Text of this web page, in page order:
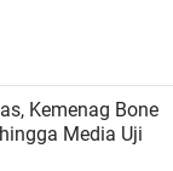
Kemenag Bone
Media Uji